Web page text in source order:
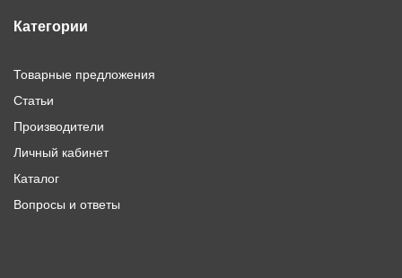
Категории
Товарные предложения
Статьи
Производители
Личный кабинет
Каталог
Вопросы и ответы